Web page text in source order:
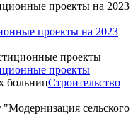
проекты на 2023
проекты
Строительство